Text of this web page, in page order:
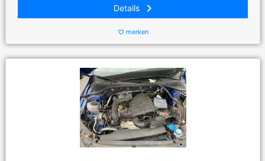
Details keyboard_arrow_right
favorite_border merken